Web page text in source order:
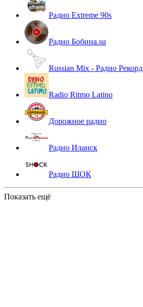
Радио Extreme 90s
Радио Бобина.su
Russian Mix - Радио Рекорд
Radio Ritmo Latino
Дорожное радио
Радио Иланск
Радио ШОК
Показать ещё